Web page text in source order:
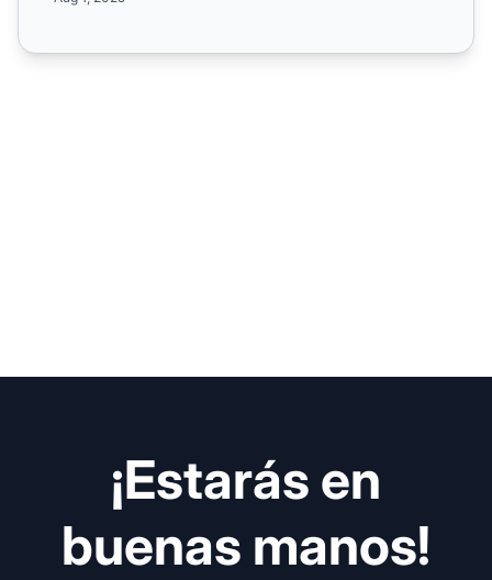
¡Estarás en
buenas manos!